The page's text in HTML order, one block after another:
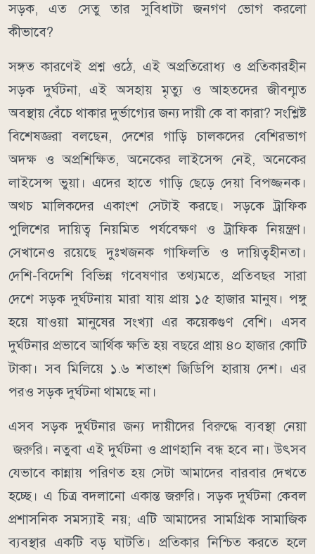
সড়ক, এত সেতু তার সুবিধাটা জনগণ ভোগ করলো
কীভাবে?
সঙ্গত কারণেই প্রশ্ন ওঠে, এই অপ্রতিরোধ্য ও প্রতিকারহীন
সড়ক দুর্ঘটনা, এই অসহায় মৃত্যু ও আহতদের জীবন্মৃত
অবস্থায় বেঁচে থাকার দুর্ভাগ্যের জন্য দায়ী কে বা কারা? সংশ্লিষ্ট
বিশেষজ্ঞরা বলছেন, দেশের গাড়ি চালকদের বেশিরভাগ
অদক্ষ ও অপ্রশিক্ষিত, অনেকের লাইসেন্স নেই, অনেকের
লাইসেন্স ভুয়া। এদের হাতে গাড়ি ছেড়ে দেয়া বিপজ্জনক।
অথচ মালিকদের একাংশ সেটাই করছে। সড়কে ট্রাফিক
পুলিশের দায়িত্ব নিয়মিত পর্যবেক্ষণ ও ট্রাফিক নিয়ন্ত্রণ।
সেখানেও রয়েছে দুঃখজনক গাফিলতি ও দায়িত্বহীনতা।
দেশি-বিদেশি বিভিন্ন গবেষণার তথ্যমতে, প্রতিবছর সারা
দেশে সড়ক দুর্ঘটনায় মারা যায় প্রায় ১৫ হাজার মানুষ। পঙ্গু
হয়ে যাওয়া মানুষের সংখ্যা এর কয়েকগুণ বেশি। এসব
দুর্ঘটনার প্রভাবে আর্থিক ক্ষতি হয় বছরে প্রায় ৪০ হাজার কোটি
টাকা। সব মিলিয়ে ১.৬ শতাংশ জিডিপি হারায় দেশ। এর
পরও সড়ক দুর্ঘটনা থামছে না।
এসব সড়ক দুর্ঘটনার জন্য দায়ীদের বিরুদ্ধে ব্যবস্থা নেয়া
জরুরি। নতুবা এই দুর্ঘটনা ও প্রাণহানি বন্ধ হবে না। উৎসব
যেভাবে কান্নায় পরিণত হয় সেটা আমাদের বারবার দেখতে
হচ্ছে। এ চিত্র বদলানো একান্ত জরুরি। সড়ক দুর্ঘটনা কেবল
প্রশাসনিক সমস্যাই নয়; এটি আমাদের সামগ্রিক সামাজিক
ব্যবস্থার একটি বড় ঘাটতি। প্রতিকার নিশ্চিত করতে হলে